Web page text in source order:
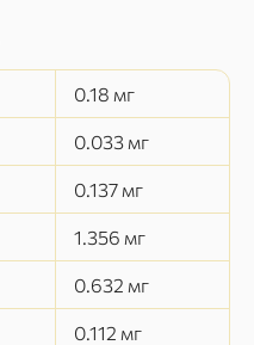
0.18 мг
0.033 мг
0.137 мг
1.356 мг
0.632 мг
0.112 мг